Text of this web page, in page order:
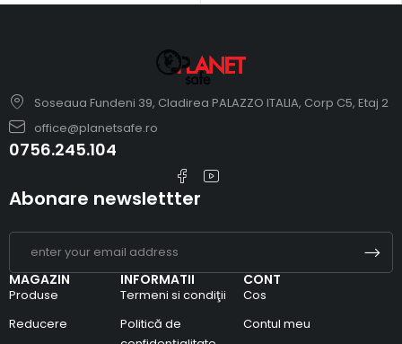
Soseaua Fundeni 39, Cladirea PALAZZO ITALIA, Corp C5, Etaj 2
office@planetsafe.ro
0756.245.104
MAGAZIN
Produse
Reducere
INFORMATII
Termeni si condiţii
Politică de
CONT
Cos
Contul meu
Abonare newslettter